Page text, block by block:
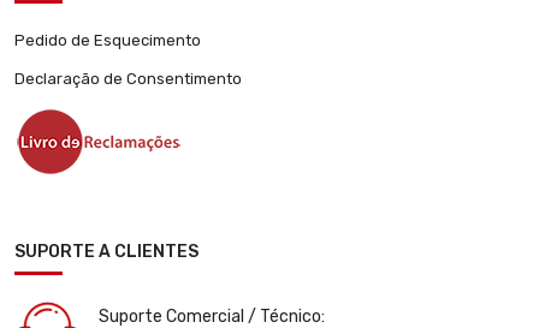
Pedido de Esquecimento
Declaração de Consentimento
SUPORTE A CLIENTES
Suporte Comercial / Técnico: